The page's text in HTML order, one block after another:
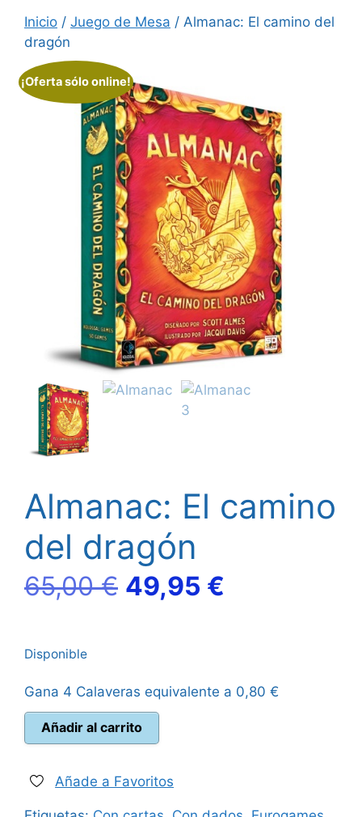
Inicio / Juego de Mesa / Almanac: El camino del
dragón
¡Oferta sólo online!
Almanac: El camino
del dragón
65,00€ El
era:
65,00 €.
49,95 €
es:
Disponible
Gana 4 Calaveras equivalente a 0,80 €
Almanac:
El
del
Añadir al carrito
Añade a Favoritos